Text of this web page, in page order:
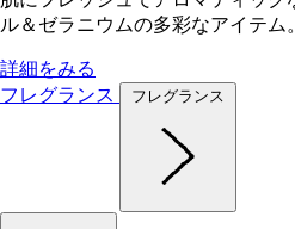
ル＆ゼラニウムの多彩なアイテム。
詳細をみる
フレグランス
フレグランス